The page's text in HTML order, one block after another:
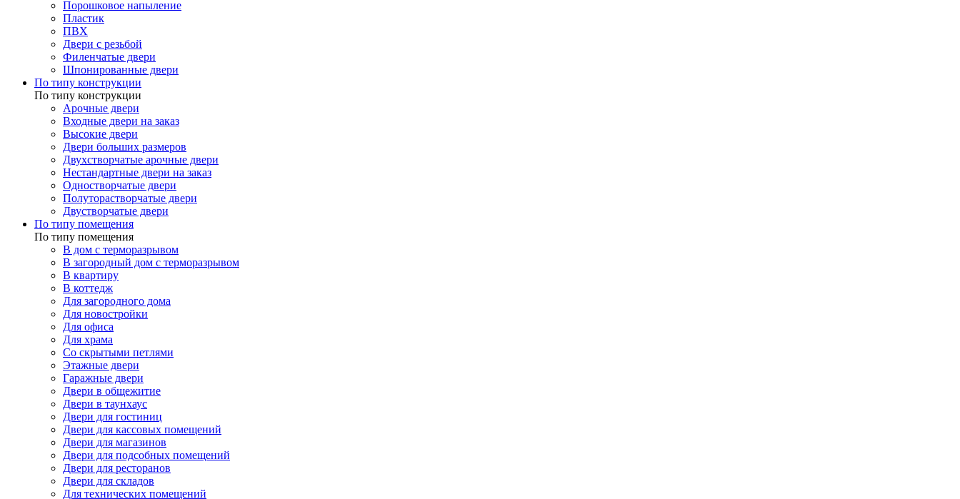
Порошковое напыление
Пластик
ПВХ
Двери с резьбой
Филенчатые двери
Шпонированные двери
По типу конструкции
По типу конструкции
Арочные двери
Входные двери на заказ
Высокие двери
Двери больших размеров
Двухстворчатые арочные двери
Нестандартные двери на заказ
Одностворчатые двери
Полуторастворчатые двери
Двустворчатые двери
По типу помещения
По типу помещения
В дом с терморазрывом
В загородный дом с терморазрывом
В квартиру
В коттедж
Для загородного дома
Для новостройки
Для офиса
Для храма
Со скрытыми петлями
Этажные двери
Гаражные двери
Двери в общежитие
Двери в таунхаус
Двери для гостиниц
Двери для кассовых помещений
Двери для магазинов
Двери для подсобных помещений
Двери для ресторанов
Двери для складов
Для технических помещений